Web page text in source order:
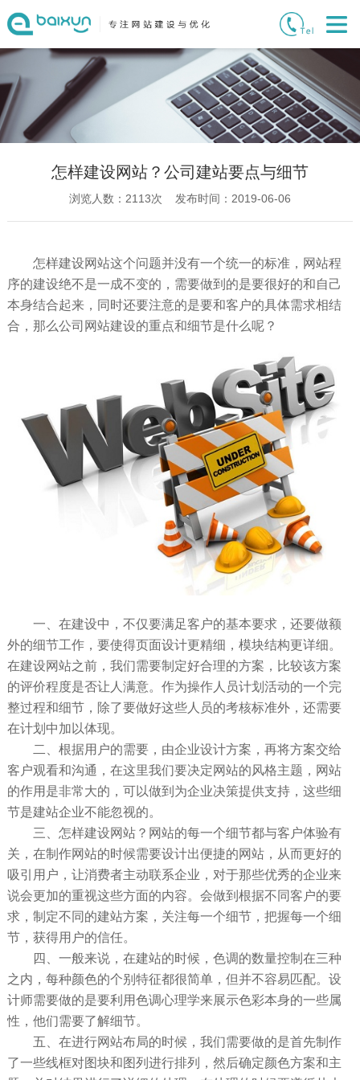
怎样建设网站？公司建站要点与细节
浏览人数： 2113次 发布时间：2019-06-06
怎样建设网站这个问题并没有一个统一的标准，网站程
序的建设绝不是一成不变的，需要做到的是要很好的和自己
本身结合起来，同时还要注意的是要和客户的具体需求相结
合，那么公司网站建设的重点和细节是什么呢？
一、在建设中，不仅要满足客户的基本要求，还要做额
外的细节工作，要使得页面设计更精细，模块结构更详细。
在建设网站之前，我们需要制定好合理的方案，比较该方案
的评价程度是否让人满意。作为操作人员计划活动的一个完
整过程和细节，除了要做好这些人员的考核标准外，还需要
在计划中加以体现。
二、根据用户的需要，由企业设计方案，再将方案交给
客户观看和沟通，在这里我们要决定网站的风格主题，网站
的作用是非常大的，可以做到为企业决策提供支持，这些细
节是建站企业不能忽视的。
三、怎样建设网站？网站的每一个细节都与客户体验有
关，在制作网站的时候需要设计出便捷的网站，从而更好的
吸引用户，让消费者主动联系企业，对于那些优秀的企业来
说会更加的重视这些方面的内容。会做到根据不同客户的要
求，制定不同的建站方案，关注每一个细节，把握每一个细
节，获得用户的信任。
四、一般来说，在建站的时候，色调的数量控制在三种
之内，每种颜色的个别特征都很简单，但并不容易匹配。设
计师需要做的是要利用色调心理学来展示色彩本身的一些属
性，他们需要了解细节。
五、在进行网站布局的时候，我们需要做的是首先制作
了一些线框对图块和图列进行排列，然后确定颜色方案和主